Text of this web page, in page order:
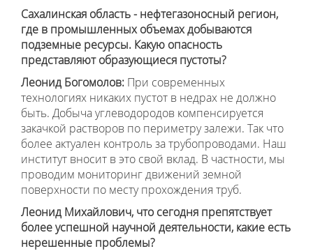
Сахалинская область - нефтегазоносный регион,
где в промышленных объемах добываются
подземные ресурсы. Какую опасность
представляют образующиеся пустоты?
Леонид Богомолов: При современных
технологиях никаких пустот в недрах не должно
быть. Добыча углеводородов компенсируется
закачкой растворов по периметру залежи. Так что
более актуален контроль за трубопроводами. Наш
институт вносит в это свой вклад. В частности, мы
проводим мониторинг движений земной
поверхности по месту прохождения труб.
Леонид Михайлович, что сегодня препятствует
более успешной научной деятельности, какие есть
нерешенные проблемы?